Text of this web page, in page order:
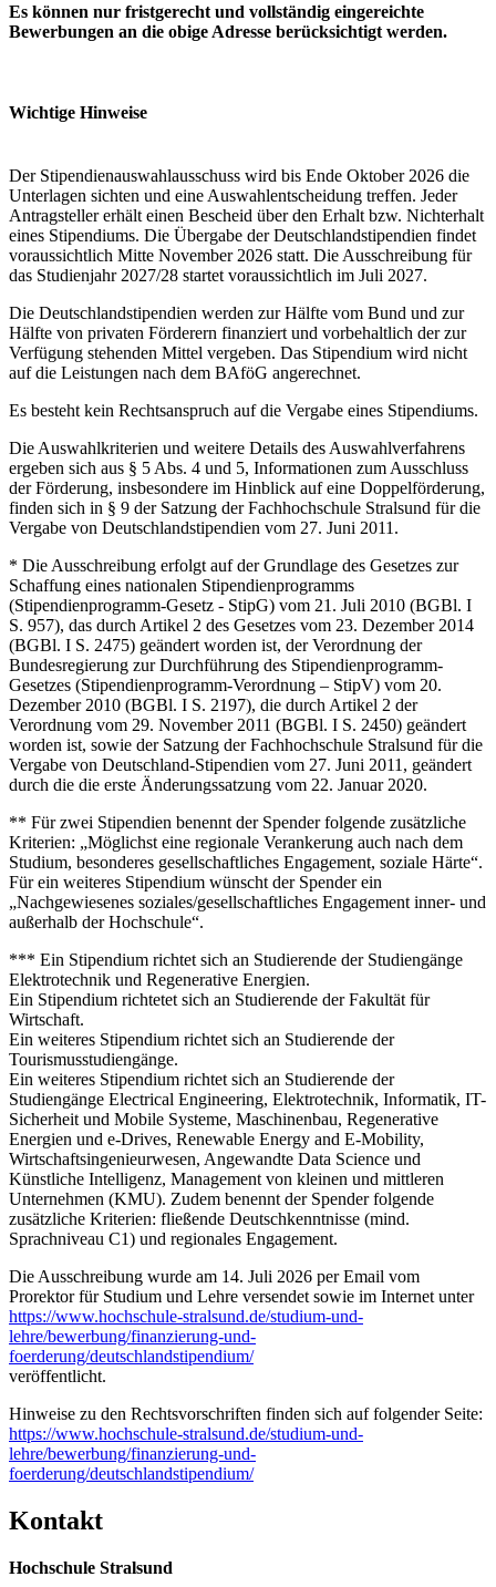
Es können nur fristgerecht und vollständig eingereichte
Bewerbungen an die obige Adresse berücksichtigt werden.
Wichtige Hin­weise
Der Stipendienauswahlausschuss wird bis Ende Oktober 2026 die
Unterlagen sichten und eine Auswahlentscheidung treffen. Jeder
Antragsteller erhält einen Bescheid über den Erhalt bzw. Nichterhalt
eines Stipendiums. Die Übergabe der Deutschlandstipendien findet
voraussichtlich Mitte November 2026 statt. Die Ausschreibung für
das Studienjahr 2027/28 startet voraussichtlich im Juli 2027.
Die Deutschlandstipendien werden zur Hälfte vom Bund und zur
Hälfte von privaten Förderern finanziert und vorbehaltlich der zur
Verfügung stehenden Mittel vergeben. Das Stipendium wird nicht
auf die Leistungen nach dem BAföG angerechnet.
Es besteht kein Rechtsanspruch auf die Vergabe eines Stipendiums.
Die Auswahlkriterien und weitere Details des Auswahlverfahrens
ergeben sich aus § 5 Abs. 4 und 5, Informationen zum Ausschluss
der Förderung, insbesondere im Hinblick auf eine Doppelförderung,
finden sich in § 9 der Satzung der Fachhochschule Stralsund für die
Vergabe von Deutschlandstipendien vom 27. Juni 2011.
* Die Ausschreibung erfolgt auf der Grundlage des Gesetzes zur
Schaffung eines nationalen Stipendienprogramms
(Stipendienprogramm-Gesetz - StipG) vom 21. Juli 2010 (BGBl. I
S. 957), das durch Artikel 2 des Gesetzes vom 23. Dezember 2014
(BGBl. I S. 2475) geändert worden ist, der Verordnung der
Bundesregierung zur Durchführung des Stipendienprogramm-
Gesetzes (Stipendienprogramm-Verordnung – StipV) vom 20.
Dezember 2010 (BGBl. I S. 2197), die durch Artikel 2 der
Verordnung vom 29. November 2011 (BGBl. I S. 2450) geändert
worden ist, sowie der Satzung der Fachhochschule Stralsund für die
Vergabe von Deutschland-Stipendien vom 27. Juni 2011, geändert
durch die die erste Änderungssatzung vom 22. Januar 2020.
** Für zwei Stipendien benennt der Spender folgende zusätzliche
Kriterien: „Möglichst eine regionale Verankerung auch nach dem
Studium, besonderes gesellschaftliches Engagement, soziale Härte“.
Für ein weiteres Stipendium wünscht der Spender ein
„Nachgewiesenes soziales/gesellschaftliches Engagement inner- und
außerhalb der Hochschule“.
*** Ein Stipendium richtet sich an Studierende der Studiengänge
Elektrotechnik und Regenerative Energien.
Ein Stipendium richtetet sich an Studierende der Fakultät für
Wirtschaft.
Ein weiteres Stipendium richtet sich an Studierende der
Tourismusstudiengänge.
Ein weiteres Stipendium richtet sich an Studierende der
Studiengänge Electrical Engineering, Elektrotechnik, Informatik, IT-
Sicherheit und Mobile Systeme, Maschinenbau, Regenerative
Energien und e-Drives, Renewable Energy and E-Mobility,
Wirtschaftsingenieurwesen, Angewandte Data Science und
Künstliche Intelligenz, Management von kleinen und mittleren
Unternehmen (KMU). Zudem benennt der Spender folgende
zusätzliche Kriterien: fließende Deutschkenntnisse (mind.
Sprachniveau C1) und regionales Engagement.
Die Ausschreibung wurde am 14. Juli 2026 per Email vom
Prorektor für Studium und Lehre versendet sowie im Internet unter
https://www.hochschule-stralsund.de/studium-und-
lehre/bewerbung/finanzierung-und-
foerderung/deutschlandstipendium/
veröffentlicht.
Hinweise zu den Rechtsvorschriften finden sich auf folgender Seite:
https://www.hochschule-stralsund.de/studium-und-
lehre/bewerbung/finanzierung-und-
foerderung/deutschlandstipendium/
Kon­takt
Hochschule Stralsund